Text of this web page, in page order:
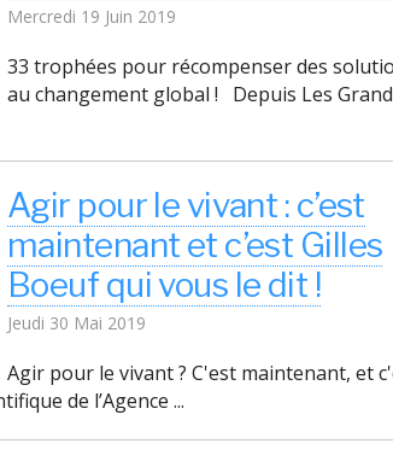
Mercredi 19 Juin 2019
33 trophées pour récompenser des
au changement global ! Depuis Les
Agir pour le vivant : c’est
maintenant et c’est Gilles
Boeuf qui vous le dit !
Jeudi 30 Mai 2019
Agir pour le vivant ? C'est maintenant, et
de l’Agence ...